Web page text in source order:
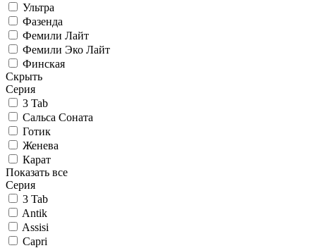
Ультра
Фазенда
Фемили Лайт
Фемили Эко Лайт
Финская
Скрыть
Серия
3 Tab
Сальса Соната
Готик
Женева
Карат
Показать все
Серия
3 Tab
Antik
Assisi
Capri